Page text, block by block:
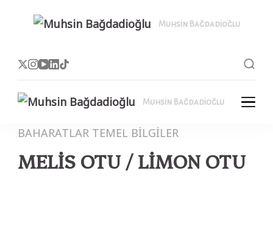
Muhsin Bağdadioğlu
Muhsin Bağdadioğlu
BAHARATLAR TEMEL BİLGİLER
MELİS OTU / LİMON OTU